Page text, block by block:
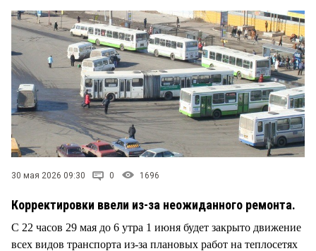
30 мая 2026 09:30 0 1696
Корректировки ввели из-за неожиданного ремонта.
С 22 часов 29 мая до 6 утра 1 июня будет закрыто движение
всех видов транспорта из-за плановых работ на теплосетях